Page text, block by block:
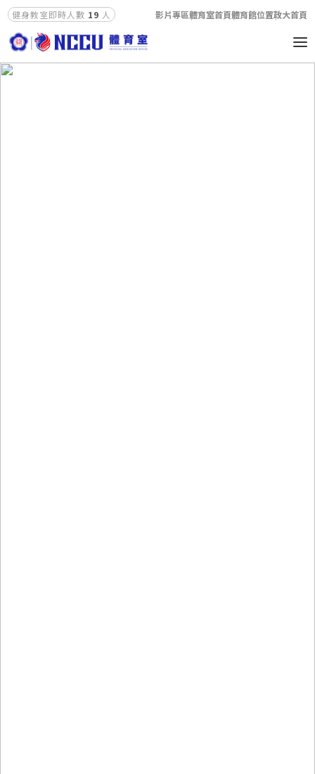
健身教室即時人數 19 人 影片專區體育室首頁體育館位置政大首頁